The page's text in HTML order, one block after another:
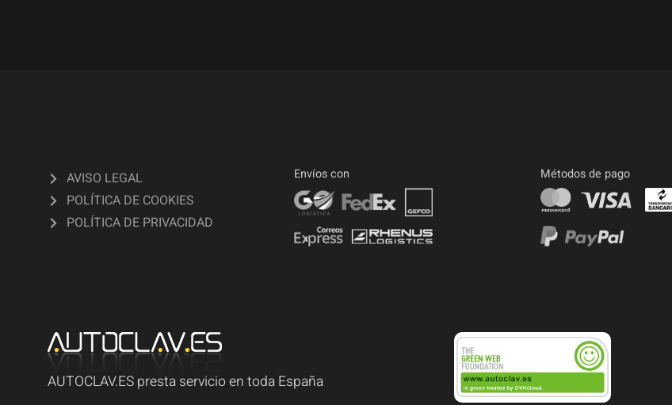
AVISO LEGAL
POLÍTICA DE COOKIES
POLÍTICA DE PRIVACIDAD
Envíos con Métodos de pago
AUTOCLAV.ES presta servicio en toda España